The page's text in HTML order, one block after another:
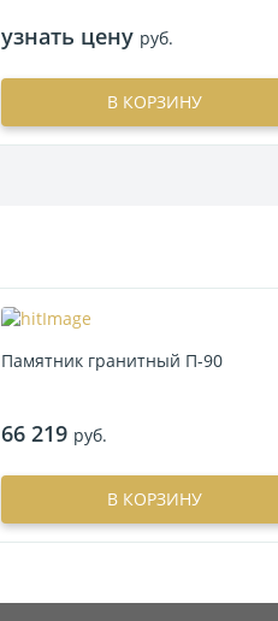
узнать цену руб.
В КОРЗИНУ
Памятник гранитный П-90
66 219 руб.
В КОРЗИНУ